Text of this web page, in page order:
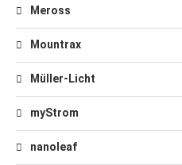
Meross
Mountrax
Müller-Licht
myStrom
nanoleaf